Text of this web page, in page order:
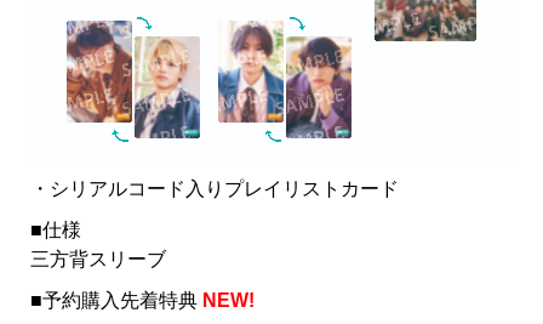
・シリアルコード入りプレイリストカード
■仕様
三方背スリーブ
■予約購入先着特典 NEW!